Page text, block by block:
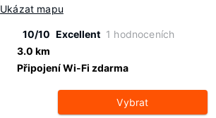
Ukázat mapu
10/10 Excellent 1 hodnoceních
3.0 km
Připojení Wi-Fi zdarma
Vybrat